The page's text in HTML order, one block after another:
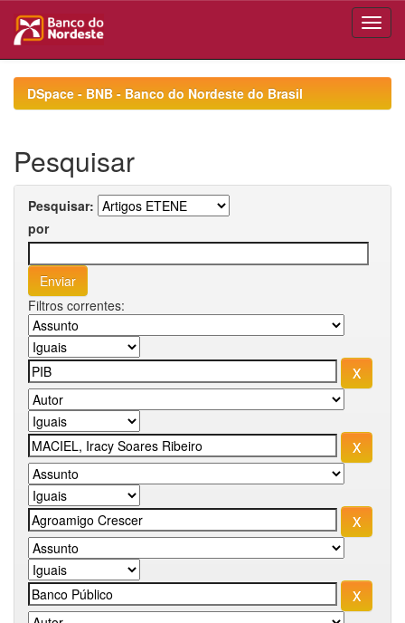
navigationDSpace - BNB - Banco do Nordeste do Brasil
Pesquisar
Pesquisar:
por
Filtros correntes: